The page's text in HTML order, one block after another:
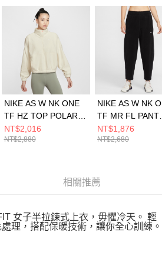
若仍有額度不足之情形，本公司將視審查結果
使用他人資訊註冊。若發現惡意使用之情形，
停止該用戶之使用額度並採取法律行動。
NIKE AS W NK ONE
TF HZ TOP POLAR
GC 女 長袖上衣
IO0254047
NT$2,016
NT$2,880
NIKE AS W NK
TF MR FL PANT
POLA 女 長褲
HV3708010
NT$1,876
NT$2,680
相關推薦
女子半拉鍊式上衣，毋懼冷天。 輕
理，搭配保暖技術，讓你全心訓練。